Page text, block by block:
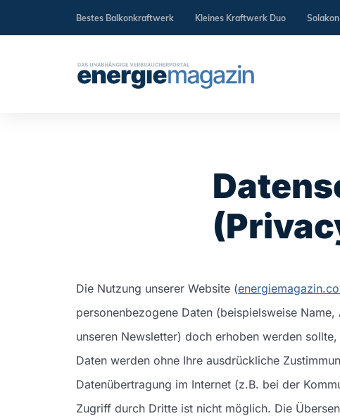
Bestes Balkonkraftwerk Kleines Kraftwerk Duo
Die Nutzung unserer Website (
personenbezogene Daten (beispielsweise
unseren Newsletter) doch erhoben werden
Daten werden ohne Ihre ausdrückliche
Datenübertragung im Internet (z.B. bei der
Zugriff durch Dritte ist nicht möglich. Die